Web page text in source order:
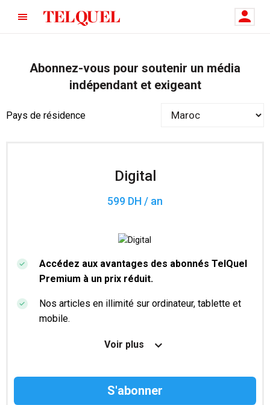
Abonnez-vous pour soutenir un média
indépendant et exigeant
Pays de résidence
Digital
599 DH / an
Accédez aux avantages des abonnés TelQuel
Premium à un prix réduit.
Nos articles en illimité sur ordinateur, tablette et
mobile.
Le magazine TelQuel en numérique avant la sortie
Des informations confidentielles résérvées aux
Voir plus